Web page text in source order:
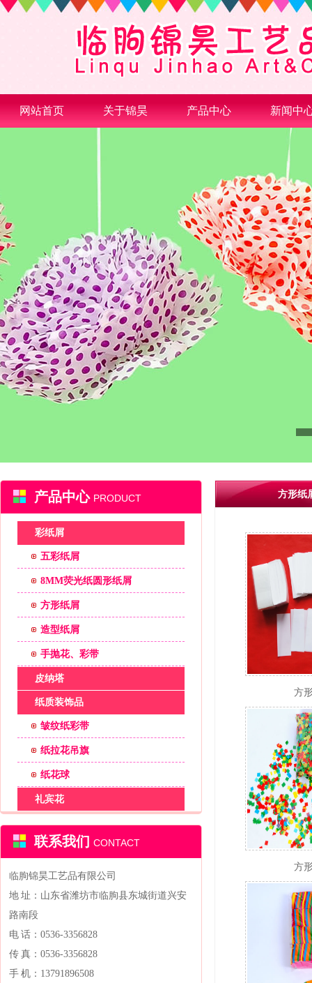
网站首页 关于锦昊 产品中心 新闻中
产品中心 PRODUCT
彩纸屑
五彩纸屑
8MM荧光纸圆形纸屑
方形纸屑
造型纸屑
手抛花、彩带
皮纳塔
纸质装饰品
皱纹纸彩带
纸拉花吊旗
纸花球
礼宾花
联系我们 CONTACT
临朐锦昊工艺品有限公司
地 址：山东省潍坊市临朐县东城街道兴安
路南段
电 话：0536-3356828
传 真：0536-3356828
手 机：13791896508
方形纸
方
方